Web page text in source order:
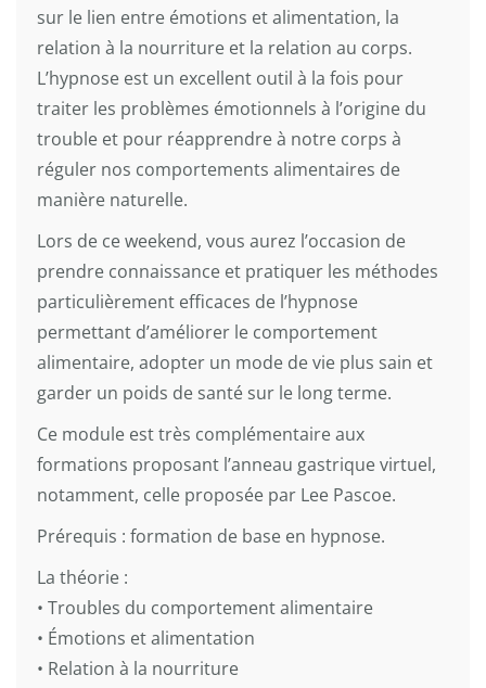
sur le lien entre émotions et alimentation, la
relation à la nourriture et la relation au corps.
L’hypnose est un excellent outil à la fois pour
traiter les problèmes émotionnels à l’origine du
trouble et pour réapprendre à notre corps à
réguler nos comportements alimentaires de
manière naturelle.
Lors de ce weekend, vous aurez l’occasion de
prendre connaissance et pratiquer les méthodes
particulièrement efficaces de l’hypnose
permettant d’améliorer le comportement
alimentaire, adopter un mode de vie plus sain et
garder un poids de santé sur le long terme.
Ce module est très complémentaire aux
formations proposant l’anneau gastrique virtuel,
notamment, celle proposée par Lee Pascoe.
Prérequis : formation de base en hypnose.
La théorie :
• Troubles du comportement alimentaire
• Émotions et alimentation
• Relation à la nourriture